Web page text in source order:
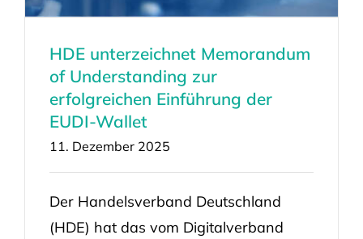
HDE unterzeichnet Memorandum
of Understanding zur
erfolgreichen Einführung der
EUDI-Wallet
11. Dezember 2025
Der Handelsverband Deutschland
(HDE) hat das vom Digitalverband